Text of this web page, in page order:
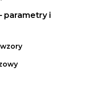
parametry i